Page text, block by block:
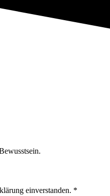
einverstanden. *